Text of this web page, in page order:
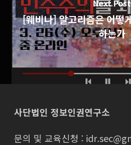
Next Post
[웨비나] 알고리즘은 어떻
하는가
사단법인 정보인권연구소
문의 및 교육신청 :